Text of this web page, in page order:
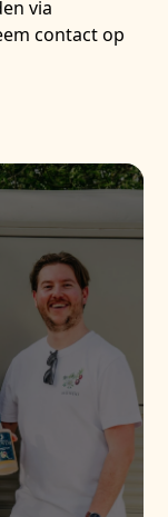
via
contact op